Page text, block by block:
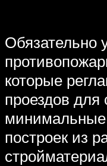
Обязательно
которые
проездов для
минимальные
построек из